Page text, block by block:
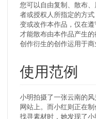
您可以自由复制、散布
者或授权人所指定的方
变或改作本作品，仅在
才能散布由本作品产生
创作衍生的创作运用于商
使用范例
小明拍摄了一张云南的
网站上。而小红则正在
找寻素材时，她发现了